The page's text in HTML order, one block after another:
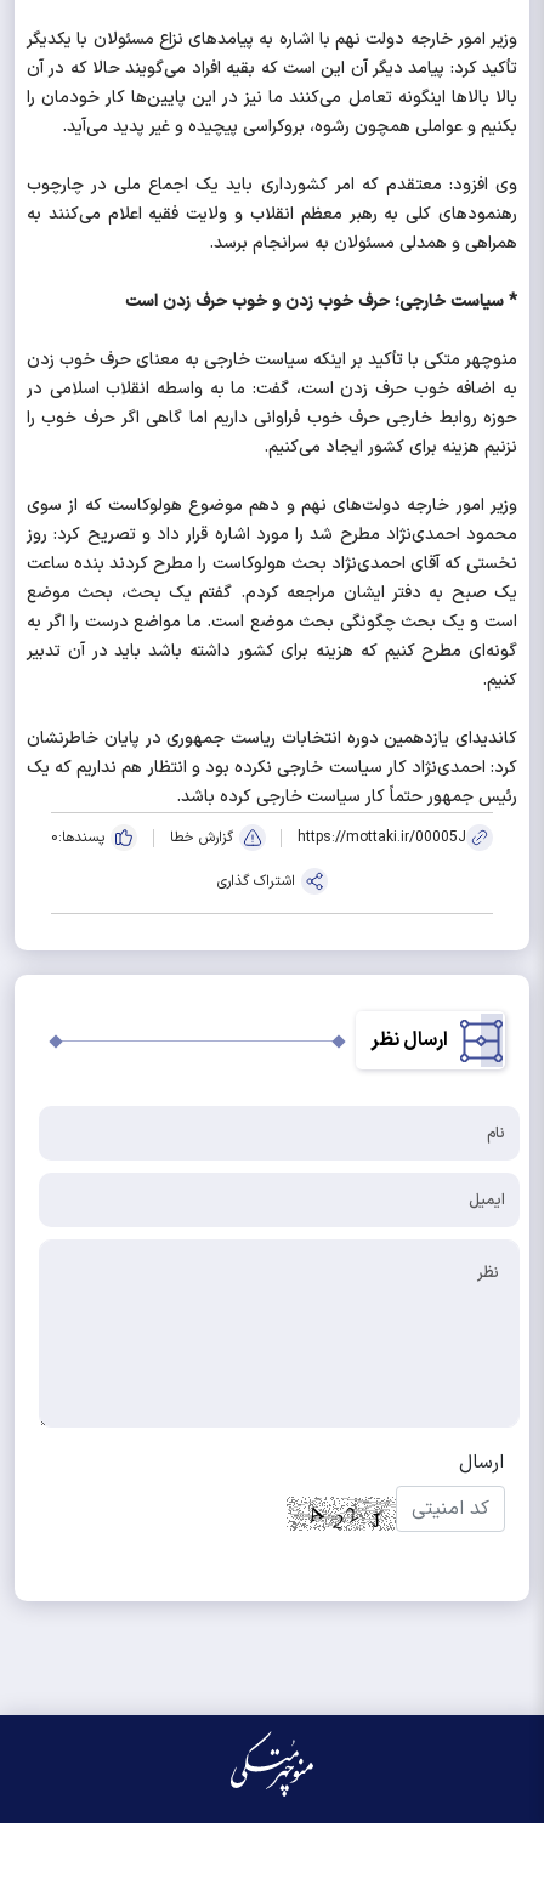
وزیر امور خارجه دولت نهم با اشاره به پیامدهای نزاع مسئولان با یکدیگر
تأکید کرد: پیامد دیگر آن این است که بقیه افراد می‌گویند حالا که در آن
بالا بالاها اینگونه تعامل می‌کنند ما نیز در این پایین‌ها کار خودمان را
بکنیم و عواملی همچون رشوه، بروکراسی پیچیده و غیر پدید می‌آید.
وی افزود: معتقدم که امر کشورداری باید یک اجماع ملی در چارچوب
رهنمودهای کلی به رهبر معظم انقلاب و ولایت فقیه اعلام می‌کنند به
همراهی و همدلی مسئولان به سرانجام برسد.
* سیاست خارجی؛ حرف خوب زدن و خوب حرف زدن است
منوچهر متکی با تأکید بر اینکه سیاست خارجی به معنای حرف خوب زدن
به اضافه خوب حرف زدن است، گفت: ما به واسطه انقلاب اسلامی در
حوزه روابط خارجی حرف خوب فراوانی داریم اما گاهی اگر حرف خوب را
نزنیم هزینه برای کشور ایجاد می‌کنیم.
وزیر امور خارجه دولت‌های نهم و دهم موضوع هولوکاست که از سوی
محمود احمدی‌نژاد مطرح شد را مورد اشاره قرار داد و تصریح کرد: روز
نخستی که آقای احمدی‌نژاد بحث هولوکاست را مطرح کردند بنده ساعت
یک صبح به دفتر ایشان مراجعه کردم. گفتم یک بحث، بحث موضع
است و یک بحث چگونگی بحث موضع است. ما مواضع درست را اگر به
گونه‌ای مطرح کنیم که هزینه برای کشور داشته باشد باید در آن تدبیر
کنیم.
کاندیدای یازدهمین دوره انتخابات ریاست جمهوری در پایان خاطرنشان
کرد: احمدی‌نژاد کار سیاست خارجی نکرده بود و انتظار هم نداریم که یک
رئیس جمهور حتماً کار سیاست خارجی کرده باشد.
https://mottaki.ir/00005J گزارش خطا پسندها:0
اشتراک گذاری
ارسال نظر